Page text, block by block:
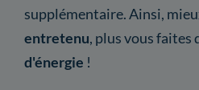
supplémentaire. Ainsi,
entretenu, plus vous faites
d'énergie !